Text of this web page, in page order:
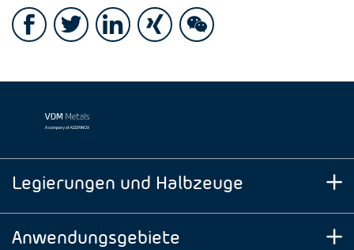
Legierungen und Halbzeuge
Anwendungsgebiete